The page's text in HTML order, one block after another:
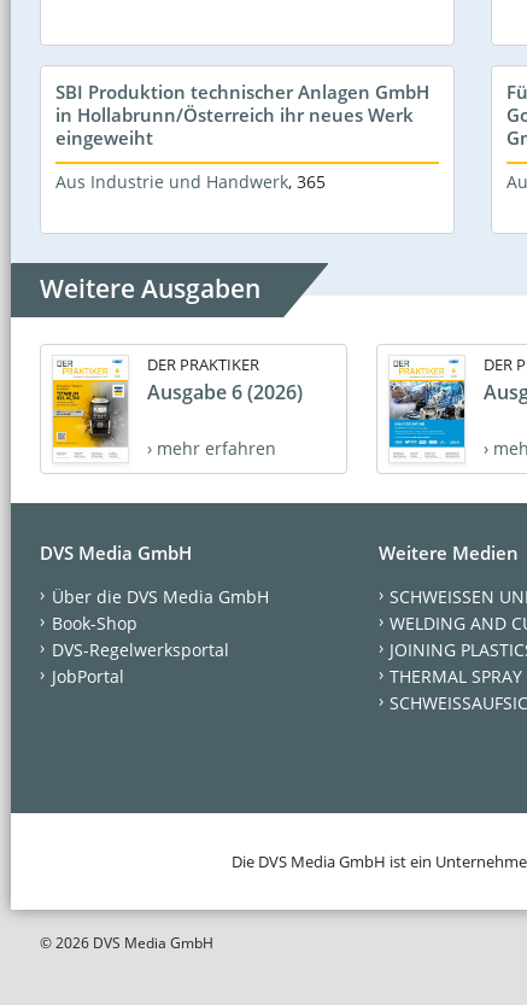
SBI Produktion technischer Anlagen GmbH
in Hollabrunn/Österreich ihr neues Werk
eingeweiht
Aus Industrie und Handwerk, 365
Weitere Ausgaben
DER PRAKTIKER
Ausgabe 6 (2026)
› mehr erfahren
DER
›
DVS Media GmbH
Über die DVS Media GmbH
Book-Shop
DVS-Regelwerksportal
JobPortal
Weitere Medien
SCHWEISSEN
WELDING AND
JOINING
THERMAL
Die DVS Media GmbH ist ein
© 2026 DVS Media GmbH